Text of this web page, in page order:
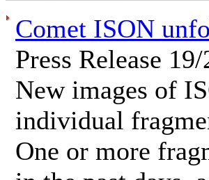
Comet ISON
Press Release
New images of
individual
One or more